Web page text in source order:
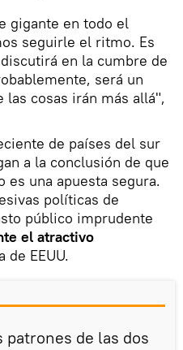
gigante en todo el
seguirle el ritmo. Es
en la cumbre de
será un
cosas irán más allá",
de países del sur
a la conclusión de que
es una apuesta segura.
políticas de
público imprudente
el atractivo
de EEUU.
patrones de las dos